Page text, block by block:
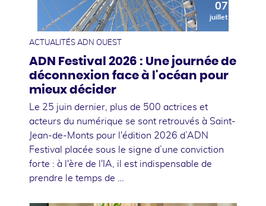
07
juillet
ACTUALITÉS ADN OUEST
ADN Festival 2026 : Une journée de
déconnexion face à l'océan pour
mieux décider
Le 25 juin dernier, plus de 500 actrices et
acteurs du numérique se sont retrouvés à Saint-
Jean-de-Monts pour l'édition 2026 d’ADN
Festival placée sous le signe d’une conviction
forte : à l'ère de l'IA, il est indispensable de
prendre le temps de …